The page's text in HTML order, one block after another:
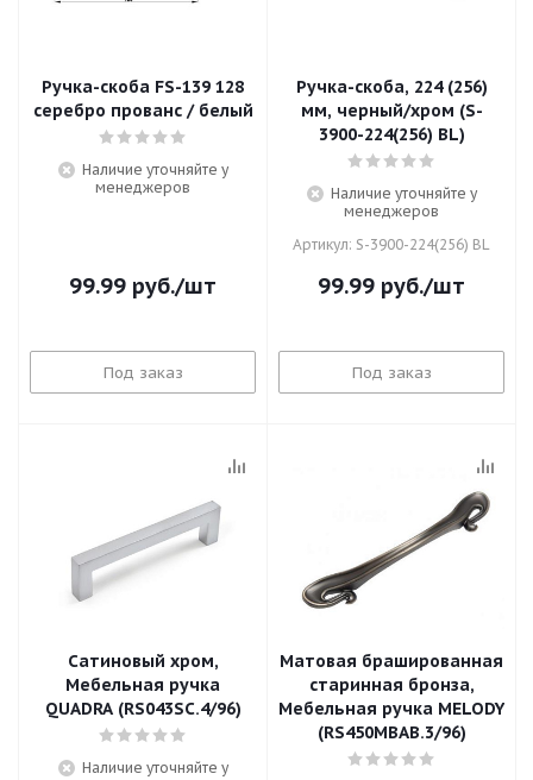
Ручка-скоба FS-139 128
серебро прованс / белый
Наличие уточняйте у
менеджеров
99.99 руб./шт
Под заказ
Ручка-скоба, 224 (256)
мм, черный/хром (S-
3900-224(256) BL)
Наличие уточняйте у
менеджеров
Артикул: S-3900-224(256) BL
99.99 руб./шт
Под заказ
Сатиновый хром,
Мебельная ручка
QUADRA (RS043SC.4/96)
Наличие уточняйте у
Матовая брашированная
старинная бронза,
Мебельная ручка MELODY
(RS450MBAB.3/96)